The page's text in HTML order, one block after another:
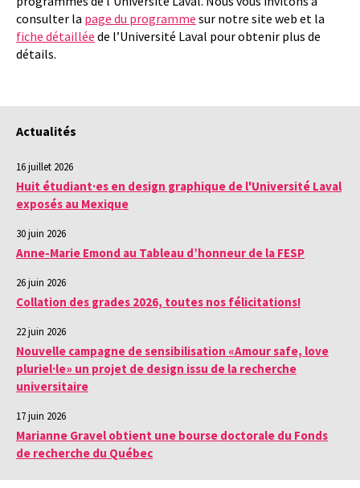
consulter la page du programme sur notre site web et la
fiche détaillée de l’Université Laval pour obtenir plus de
détails.
Actualités
16 juillet 2026
Huit étudiant·es en design graphique de l'Université Laval
exposés au Mexique
30 juin 2026
Anne-Marie Emond au Tableau d’honneur de la FESP
26 juin 2026
Collation des grades 2026, toutes nos félicitations!
22 juin 2026
Nouvelle campagne de sensibilisation «Amour safe, love
pluriel·le» un projet de design issu de la recherche
universitaire
17 juin 2026
Marianne Gravel obtient une bourse doctorale du Fonds
de recherche du Québec